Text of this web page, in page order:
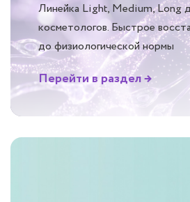
Линейка Light, Medium, Long
косметологов. Быстрое
до физиологической нормы
Перейти в раздел →